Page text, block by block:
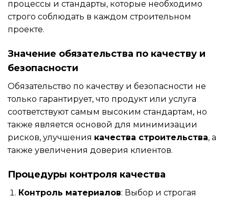
процессы и стандарты, которые необходимо
строго соблюдать в каждом строительном
проекте.
Значение обязательства по качеству и
безопасности
Обязательство по качеству и безопасности не
только гарантирует, что продукт или услуга
соответствуют самым высоким стандартам, но
также является основой для минимизации
рисков, улучшения качества строительства, а
также увеличения доверия клиентов.
Процедуры контроля качества
Контроль материалов: Выбор и строгая